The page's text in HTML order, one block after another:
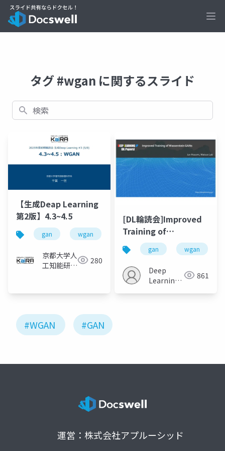
タグ #wgan に関するスライド
検索
【生成Deap Learning
第2版】4.3~4.5
gan wgan cgan
京都大学人
工知能研究
280
[DL輪読会]Improved
Training of
Wasserstein GANs
gan wgan
Deep
Learning
861
#WGAN #GAN
運営：株式会社アプルーシッド